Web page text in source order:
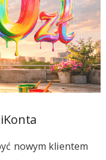
nowym klientem